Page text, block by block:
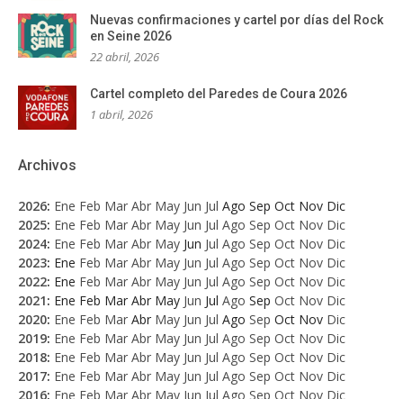
Nuevas confirmaciones y cartel por días del Rock
en Seine 2026
22 abril, 2026
Cartel completo del Paredes de Coura 2026
1 abril, 2026
Archivos
2026: Ene Feb Mar Abr May Jun Jul Ago Sep Oct Nov Dic
2025: Ene Feb Mar Abr May Jun Jul Ago Sep Oct Nov Dic
2024: Ene Feb Mar Abr May Jun Jul Ago Sep Oct Nov Dic
2023: Ene Feb Mar Abr May Jun Jul Ago Sep Oct Nov Dic
2022: Ene Feb Mar Abr May Jun Jul Ago Sep Oct Nov Dic
2021: Ene Feb Mar Abr May Jun Jul Ago Sep Oct Nov Dic
2020: Ene Feb Mar Abr May Jun Jul Ago Sep Oct Nov Dic
2019: Ene Feb Mar Abr May Jun Jul Ago Sep Oct Nov Dic
2018: Ene Feb Mar Abr May Jun Jul Ago Sep Oct Nov Dic
2017: Ene Feb Mar Abr May Jun Jul Ago Sep Oct Nov Dic
2016: Ene Feb Mar Abr May Jun Jul Ago Sep Oct Nov Dic